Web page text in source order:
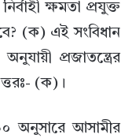
ক্ষমতা প্রযুক্ত
(ক) এই সংবিধান
প্রজাতন্ত্রের
(ক)।
অনুসারে আসামীর